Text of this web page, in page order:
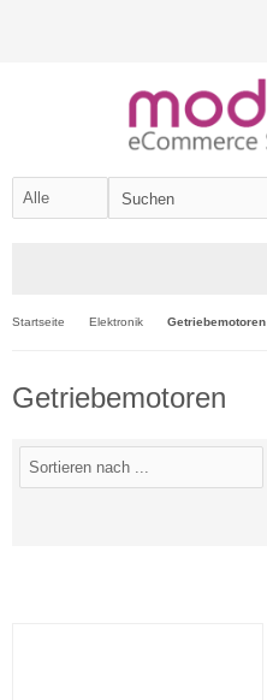
Startseite Elektronik Getriebemotoren
Getriebemotoren